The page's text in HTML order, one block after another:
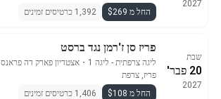
2027
החל מ $269
1,392 כרטיסים זמינים
שבת
20 פבר'
2027
פריז סן ז'רמן נגד ברסט
ליגה צרפתית - ליגה 1 ・ אצטדיון פארק דה פראנס
פריז, צרפת
החל מ $108
1,406 כרטיסים זמינים